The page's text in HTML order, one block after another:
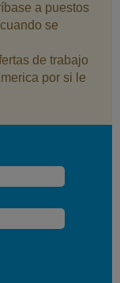
a puestos
se
de trabajo
por si le